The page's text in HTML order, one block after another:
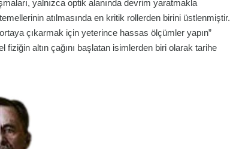
yalnızca optik alanında devrim yaratmakla
atılmasında en kritik rollerden birini üstlenmiştir.
ortaya çıkarmak için yeterince hassas ölçümler yapın”
altın çağını başlatan isimlerden biri olarak tarihe